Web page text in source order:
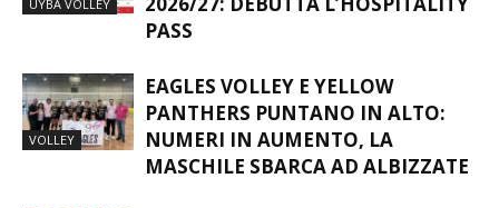
UYBA VOLLEY
PASS
VOLLEY
EAGLES VOLLEY E YELLOW
PANTHERS PUNTANO IN ALTO:
NUMERI IN AUMENTO, LA
MASCHILE SBARCA AD ALBIZZATE